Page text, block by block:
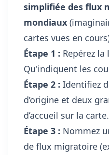
simplifiée des flux
mondiaux
cartes vues en
Étape 1 : Repérez
Qu'indiquent les
Étape 2 : Identifiez
d’origine et deux
d’accueil sur la carte.
Étape 3 : Nommez
de flux migratoire